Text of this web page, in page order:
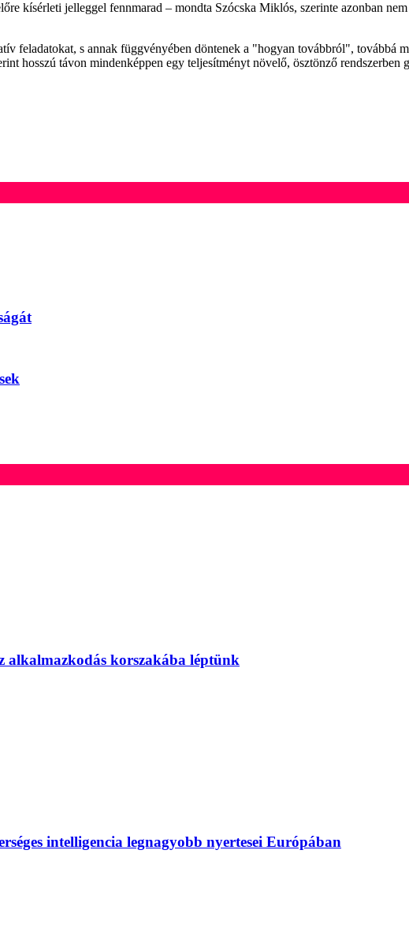
kísérleti jelleggel fennmarad – mondta Szócska Miklós, szerinte azonban
feladatokat, s annak függvényében döntenek a "hogyan továbbról", továbbá
hosszú távon mindenképpen egy teljesítményt növelő, ösztönző rendszerben
alkalmazkodás korszakába léptünk
intelligencia legnagyobb nyertesei Európában